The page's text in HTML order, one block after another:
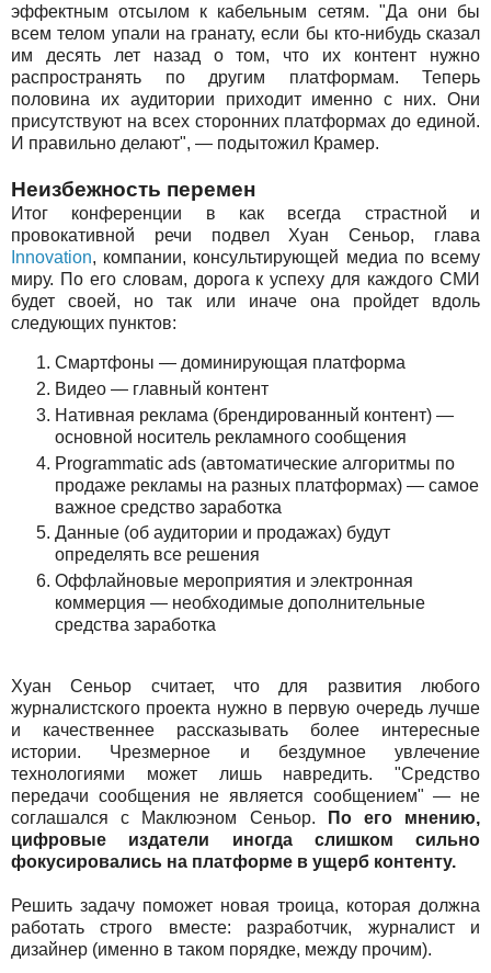
эффектным отсылом к кабельным сетям. "Да они бы
всем телом упали на гранату, если бы кто-нибудь сказал
им десять лет назад о том, что их контент нужно
распространять по другим платформам. Теперь
половина их аудитории приходит именно с них. Они
присутствуют на всех сторонних платформах до единой.
И правильно делают", — подытожил Крамер.
Неизбежность перемен
Итог конференции в как всегда страстной и
провокативной речи подвел Хуан Сеньор, глава
Innovation, компании, консультирующей медиа по всему
миру. По его словам, дорога к успеху для каждого СМИ
будет своей, но так или иначе она пройдет вдоль
следующих пунктов:
Смартфоны — доминирующая платформа
Видео — главный контент
Нативная реклама (брендированный контент) —
основной носитель рекламного сообщения
Programmatic ads (автоматические алгоритмы по
продаже рекламы на разных платформах) — самое
важное средство заработка
Данные (об аудитории и продажах) будут
определять все решения
Оффлайновые мероприятия и электронная
коммерция — необходимые дополнительные
средства заработка
Хуан Сеньор считает, что для развития любого
журналистского проекта нужно в первую очередь лучше
и качественнее рассказывать более интересные
истории. Чрезмерное и бездумное увлечение
технологиями может лишь навредить. "Средство
передачи сообщения не является сообщением" — не
соглашался с Маклюэном Сеньор.
По его мнению,
цифровые издатели иногда слишком сильно
фокусировались на платформе в ущерб контенту.
Решить задачу поможет новая троица, которая должна
работать строго вместе: разработчик, журналист и
дизайнер (именно в таком порядке, между прочим).